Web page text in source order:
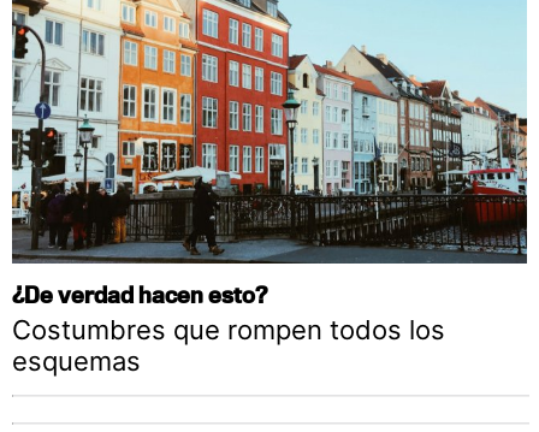
¿De verdad hacen esto?
Costumbres que rompen todos los
esquemas